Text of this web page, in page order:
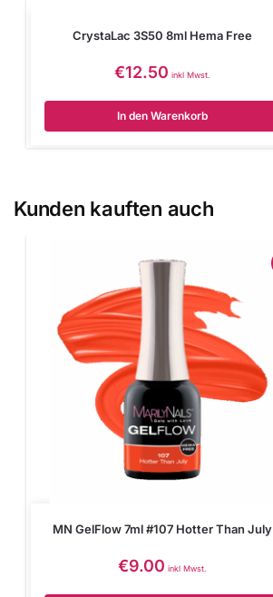
CrystaLac 3S50 8ml Hema Free
€12.50 inkl Mwst.
In den Warenkorb
Kunden kauften auch
MN GelFlow 7ml #107 Hotter Than July
€9.00 inkl Mwst.